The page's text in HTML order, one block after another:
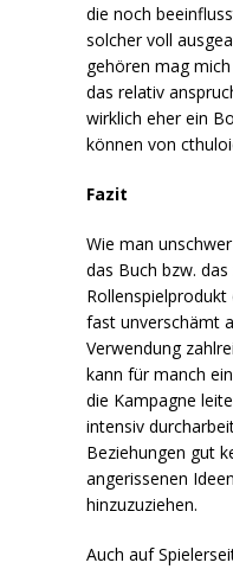
die noch
solcher voll
gehören mag
das relativ
wirklich eher ein
können von
Fazit
Wie man
das Buch bzw.
fast unverschämt
Verwendung
kann für manch
die Kampagne
intensiv
Beziehungen gut
angerissenen
hinzuzuziehen.
Auch auf